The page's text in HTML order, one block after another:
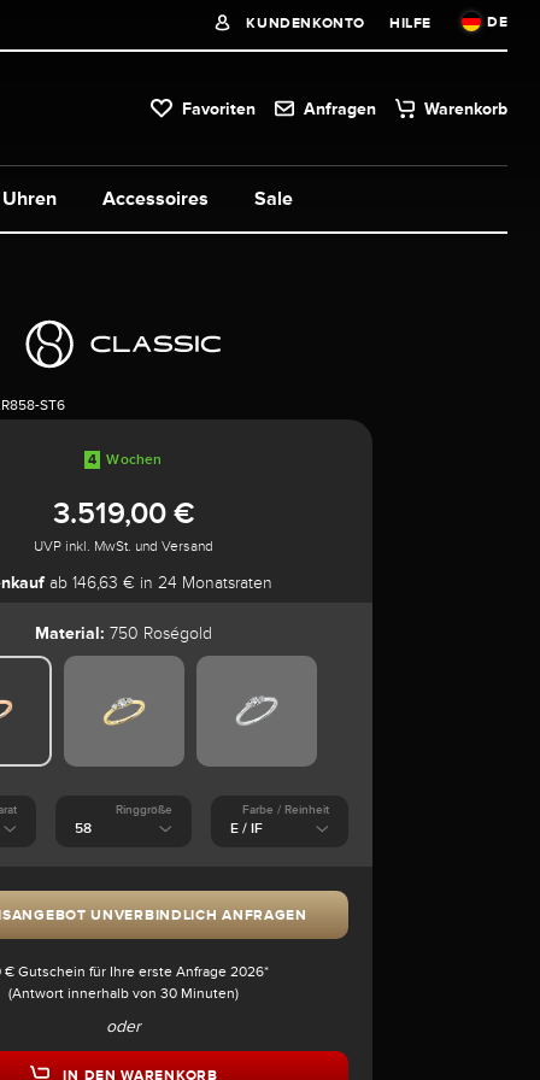
KUNDENKONTO HILFE DE
Favoriten Anfragen Warenkorb
Uhren Accessoires Sale
ST6
4 Wochen
3.519,00 €
UVP inkl. MwSt. und Versand
ab 146,63 € in 24 Monatsraten
Material: 750 Roségold
Ringgröße Farbe / Reinheit
UNVERBINDLICH ANFRAGEN
€ Gutschein für Ihre erste Anfrage 2026*
(Antwort innerhalb von 30 Minuten)
oder
IN DEN WARENKORB